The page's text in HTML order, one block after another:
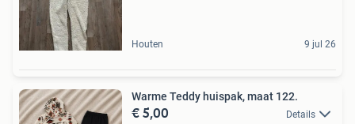
Houten 9 jul 26
Warme Teddy huispak, maat 122.
€ 5,00 Details